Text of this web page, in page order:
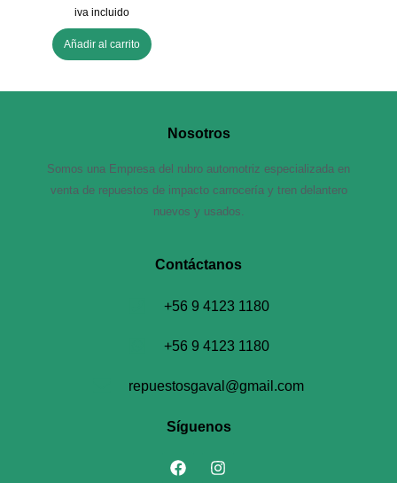
iva incluido
Añadir al carrito
Nosotros
Somos una Empresa del rubro automotriz especializada en
venta de repuestos de impacto carrocería y tren delantero
nuevos y usados.
Contáctanos​
+56 9 4123 1180
+56 9 4123 1180
repuestosgaval@gmail.com
Síguenos